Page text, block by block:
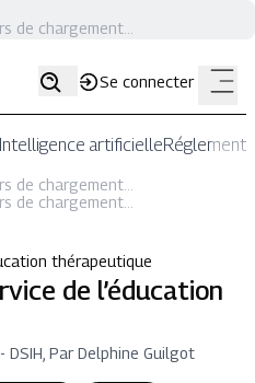
de chargement...
Se connecter
Intelligence artificielle
de chargement...
de chargement...
thérapeutique
de l’éducation
- DSIH, Par Delphine Guilgot